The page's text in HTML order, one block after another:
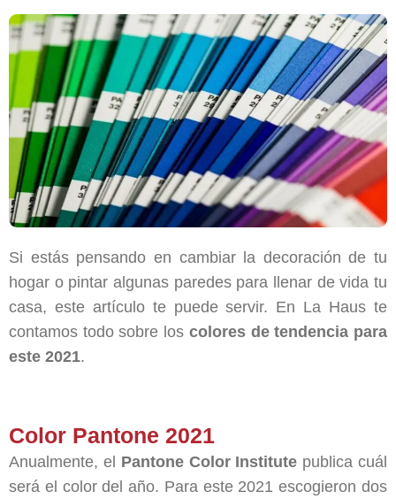
Si estás pensando en cambiar la decoración de tu
hogar o pintar algunas paredes para llenar de vida tu
casa, este artículo te puede servir. En La Haus te
contamos todo sobre los colores de tendencia para
este 2021.
Color Pantone 2021
Anualmente, el Pantone Color Institute publica cuál
será el color del año. Para este 2021 escogieron dos